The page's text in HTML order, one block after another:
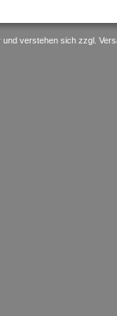
verstehen sich zzgl.